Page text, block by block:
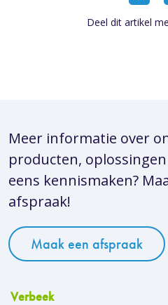
Deel dit artikel
Meer informatie over
producten,
eens kennismaken?
afspraak!
Maak een afspraak
Verbeek